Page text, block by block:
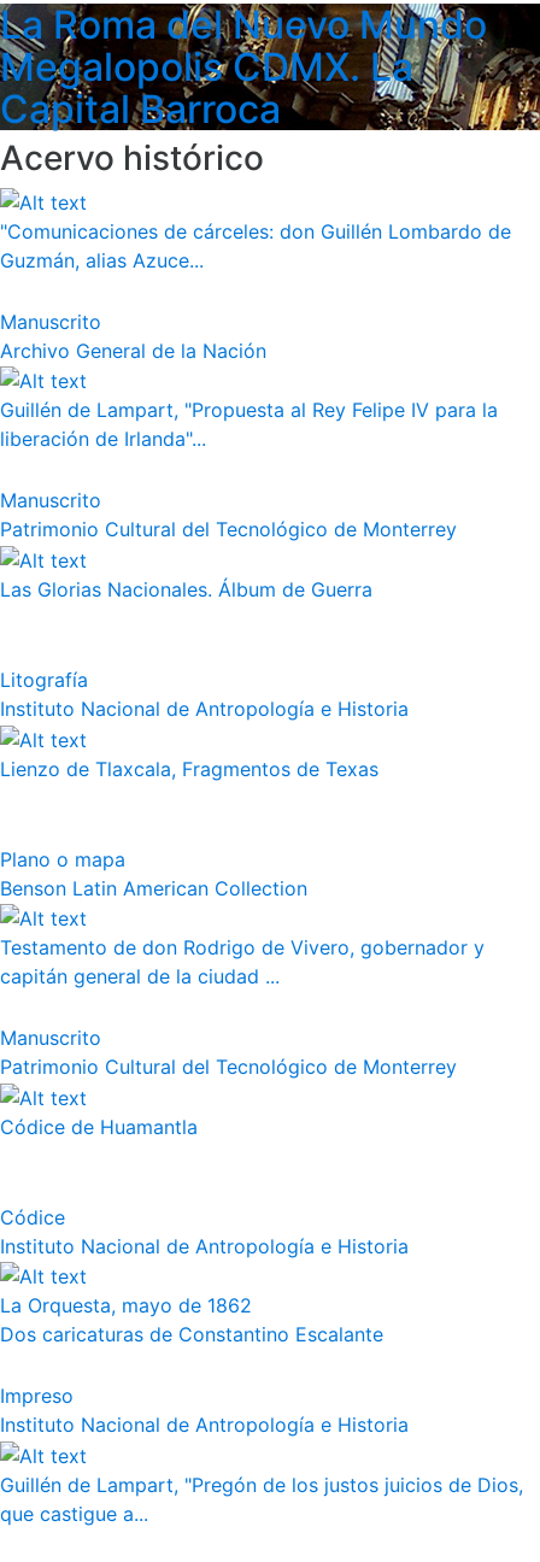
La Roma del Nuevo Mundo
Megalopolis CDMX. La
Capital Barroca
Acervo histórico
"Comunicaciones de cárceles: don Guillén Lombardo de
Guzmán, alias Azuce...
Manuscrito
Archivo General de la Nación
Guillén de Lampart, "Propuesta al Rey Felipe IV para la
liberación de Irlanda"...
Manuscrito
Patrimonio Cultural del Tecnológico de Monterrey
Las Glorias Nacionales. Álbum de Guerra
Litografía
Instituto Nacional de Antropología e Historia
Lienzo de Tlaxcala, Fragmentos de Texas
Plano o mapa
Benson Latin American Collection
Testamento de don Rodrigo de Vivero, gobernador y
capitán general de la ciudad ...
Manuscrito
Patrimonio Cultural del Tecnológico de Monterrey
Códice de Huamantla
Códice
Instituto Nacional de Antropología e Historia
La Orquesta, mayo de 1862
Dos caricaturas de Constantino Escalante
Impreso
Instituto Nacional de Antropología e Historia
Guillén de Lampart, "Pregón de los justos juicios de Dios,
que castigue a...